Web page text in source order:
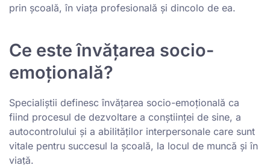
prin școală, în viața profesională și dincolo de ea.
Ce este învățarea socio-
emoțională?
Specialiștii definesc învățarea socio-emoțională ca
fiind procesul de dezvoltare a conștiinței de sine, a
autocontrolului și a abilităților interpersonale care sunt
vitale pentru succesul la școală, la locul de muncă și în
viață.